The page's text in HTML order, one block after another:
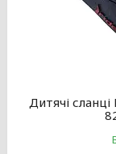
Дитячі